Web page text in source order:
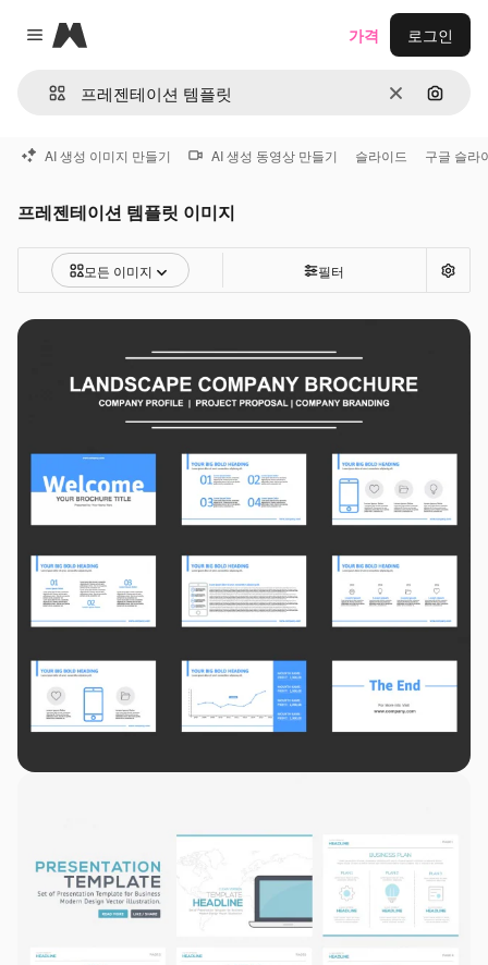
Close menu
Magnific
지우기이미지
가격 로그인
AI 생성 이미지 만들기 AI 생성 동영상 만들기 슬라이드 구글 슬라
프레젠테이션 템플릿 이미지
모든 이미지 필터